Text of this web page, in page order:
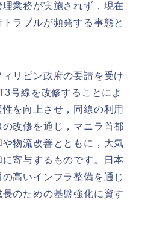
業務が実施されず，現在
ラブルが頻発する事態と
リピン政府の要請を受け
号線を改修することによ
を向上させ，同線の利用
改修を通じ，マニラ首都
物流改善とともに，大気
寄与するものです。日本
高いインフラ整備を通じ
のための基盤強化に資す